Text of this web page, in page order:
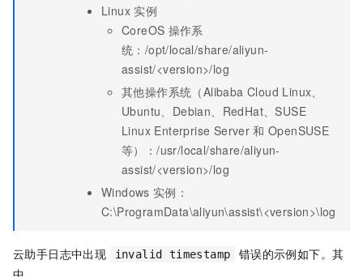
Linux 实例
CoreOS 操作系
统：/opt/local/share/aliyun-
assist/<version>/log
其他操作系统（Alibaba Cloud Linux、
Ubuntu、Debian、RedHat、SUSE
Linux Enterprise Server 和 OpenSUSE
等）：/usr/local/share/aliyun-
assist/<version>/log
Windows 实例：
C:\ProgramData\aliyun\assist\<version>\log
云助手日志中出现 invalid timestamp
错误的示例如下。其
中